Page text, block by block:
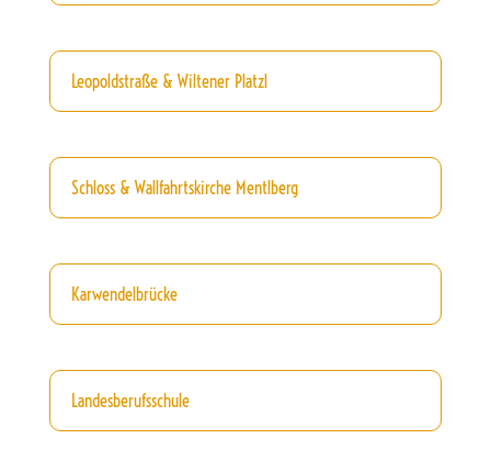
Leopoldstraße & Wiltener Platzl
Schloss & Wallfahrtskirche Mentlberg
Karwendelbrücke
Landesberufsschule